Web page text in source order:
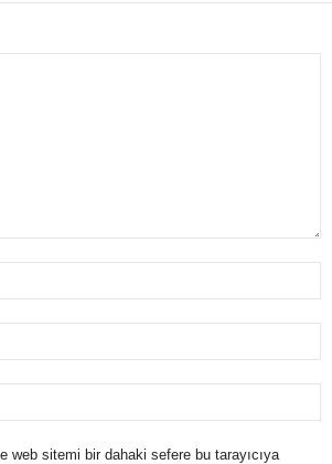
web sitemi bir dahaki sefere bu tarayıcıya